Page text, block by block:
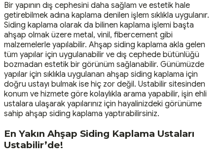
Bir yapının dış cephesini daha sağlam ve estetik hale
getirebilmek adına kaplama denilen işlem sıklıkla uygulanır.
Siding kaplama olarak da bilinen kaplama işlemi başta
ahşap olmak üzere metal, vinil, fibercement gibi
malzemelerle yapılabilir. Ahşap siding kaplama akla gelen
tüm yapılar için uygulanabilir ve dış cephede bütünlüğü
bozmadan estetik bir görünüm sağlanabilir. Günümüzde
yapılar için sıklıkla uygulanan ahşap siding kaplama için
doğru ustayı bulmak ise hiç zor değil. Ustabilir sitesinden
konum ve hizmete göre kolaylıkla arama yapabilir, işin ehli
ustalara ulaşarak yapılarınız için hayalinizdeki görünüme
sahip ahşap siding kaplama yaptırabilirsiniz.
En Yakın Ahşap Siding Kaplama Ustaları
Ustabilir’de!